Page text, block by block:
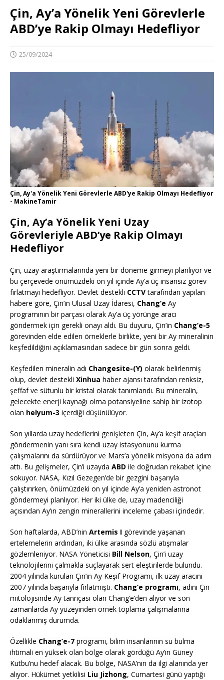
Çin, Ay’a Yönelik Yeni Görevlerle
ABD’ye Rakip Olmayı Hedefliyor
25/09/2024
Çin, Ay'a Yönelik Yeni Görevlerle ABD'ye Rakip Olmayı Hedefliyor
- MakineTamir
Çin, Ay’a Yönelik Yeni Uzay
Görevleriyle ABD’ye Rakip Olmayı
Hedefliyor
Çin, uzay araştırmalarında yeni bir döneme girmeyi planlıyor ve
bu çerçevede önümüzdeki on yıl içinde Ay’a üç insansız görev
fırlatmayı hedefliyor. Devlet destekli CCTVtarafından yapılan
habere göre, Çin’in Ulusal Uzay İdaresi, Chang’e Ay
programının bir parçası olarak Ay’a üç yörünge aracı
göndermek için gerekli onayı aldı. Bu duyuru, Çin’in Chang’e-5
görevinden elde edilen örneklerle birlikte, yeni bir Ay mineralinin
keşfedildiğini açıklamasından sadece bir gün sonra geldi.
Keşfedilen mineralin adı Changesite-(Y) olarak belirlenmiş
olup, devlet destekli Xinhua haber ajansı tarafından renksiz,
şeffaf ve sütunlu bir kristal olarak tanımlandı. Bu mineralin,
gelecekte enerji kaynağı olma potansiyeline sahip bir izotop
olan helyum-3 içerdiği düşünülüyor.
Son yıllarda uzay hedeflerini genişleten Çin, Ay’a keşif araçları
göndermenin yanı sıra kendi uzay istasyonunu kurma
çalışmalarını da sürdürüyor ve Mars’a yönelik misyona da adım
attı. Bu gelişmeler, Çin’i uzayda ABD ile doğrudan rekabet içine
sokuyor. NASA, Kızıl Gezegen’de bir gezgini başarıyla
çalıştırırken, önümüzdeki on yıl içinde Ay’a yeniden astronot
göndermeyi planlıyor. Her iki ülke de, uzay madenciliği
açısından Ay’ın zengin minerallerini inceleme çabası içindedir.
Son haftalarda, ABD’nin Artemis I görevinde yaşanan
ertelemelerin ardından, iki ülke arasında sözlü atışmalar
gözlemleniyor. NASA Yöneticisi Bill Nelson, Çin’i uzay
teknolojilerini çalmakla suçlayarak sert eleştirilerde bulundu.
2004 yılında kurulan Çin’in Ay Keşif Programı, ilk uzay aracını
2007 yılında başarıyla fırlatmıştı. Chang’e programı, adını Çin
mitolojisinde Ay tanrıçası olan Chang’e’den alıyor ve son
zamanlarda Ay yüzeyinden örnek toplama çalışmalarına
odaklanmış durumda.
Özellikle Chang’e-7 programı, bilim insanlarının su bulma
ihtimali en yüksek olan bölge olarak gördüğü Ay’ın Güney
Kutbu’nu hedef alacak. Bu bölge, NASA’nın da ilgi alanında yer
alıyor. Hükümet yetkilisi Liu Jizhong, Cumartesi günü yaptığı